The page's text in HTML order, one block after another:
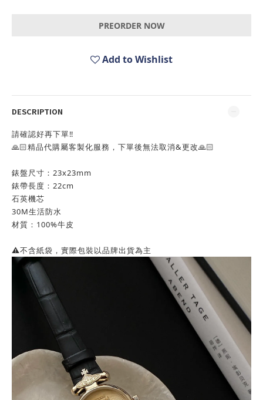
PREORDER NOW
Add to Wishlist
DESCRIPTION
請確認好再下單‼️
🙏🏻精品代購屬客製化服務，下單後無法取消&更改🙏🏻
錶盤尺寸：23x23mm
錶帶長度：22cm
石英機芯
30M生活防水
材質：100%牛皮
⚠️不含紙袋，實際包裝以品牌出貨為主